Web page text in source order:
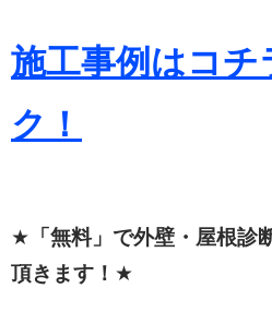
施工事例はコチ
ク！
★ 「無料」で外壁・屋根診
頂きます！ ★